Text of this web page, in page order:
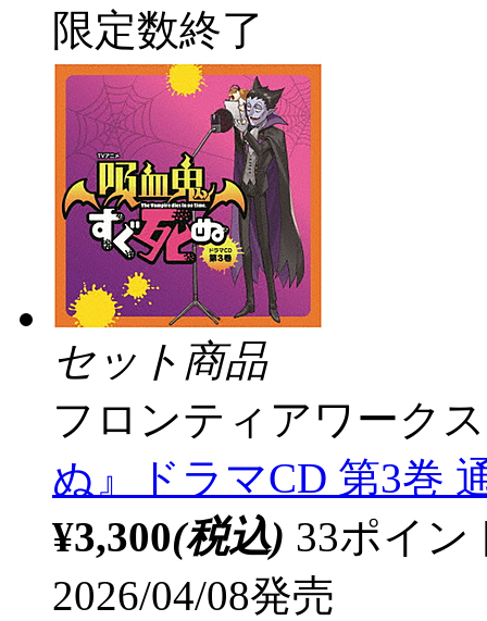
限定数終了
セット商品
フロンティアワークス
ぬ』ドラマCD 第3巻
¥3,300(税込) 33ポイ
2026/04/08発売